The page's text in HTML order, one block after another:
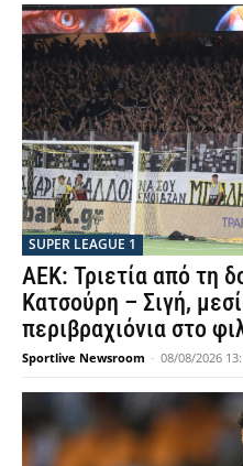
SUPER LEAGUE 1
ΑΕΚ: Τριετία από τη
Κατσούρη – Σιγή,
περιβραχιόνια στο
Sportlive Newsroom - 08/08/2026